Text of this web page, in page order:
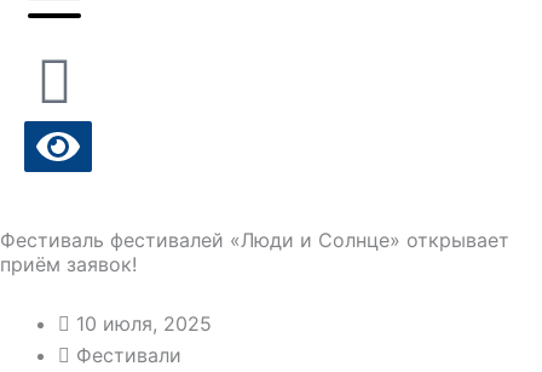
Фестиваль фестивалей «Люди и Солнце» открывает
приём заявок!
10 июля, 2025
Фестивали